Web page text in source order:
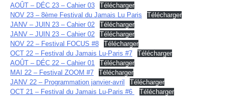
AOÛT – DÉC 23 – Cahier 03
Télécharger
NOV 23 – 8ème Festival du Jamais Lu Paris
Télécharger
JANV – JUIN 23 – Cahier 02
Télécharger
JANV – JUIN 23 – Cahier 02
Télécharger
NOV 22 – Festival FOCUS #8
Télécharger
OCT 22 – Festival du Jamais Lu-Paris #7
Télécharger
AOÛT – DÉC 22 – Cahier 01
Télécharger
MAI 22 – Festival ZOOM #7
Télécharger
JANV 22 – Programmation janvier-avril
Télécharger
OCT 21 – Festival du Jamais Lu-Paris #6
Télécharger